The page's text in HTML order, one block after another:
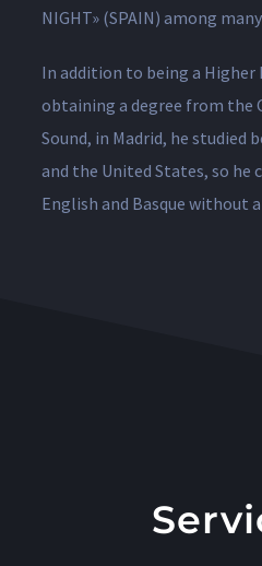
NIGHT» (SPAIN) among
In addition to being a Higher
obtaining a degree from the
Sound, in Madrid, he studied
and the United States, so he
English and Basque without